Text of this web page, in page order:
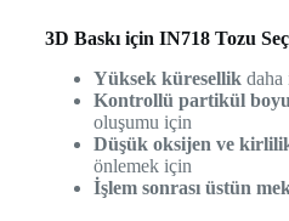
3D Baskı için IN718 Tozu
Yüksek küresellikdaha
Kontrollü partikül
oluşumu için
Düşük oksijen ve
önlemek için
İşlem sonrası üstün